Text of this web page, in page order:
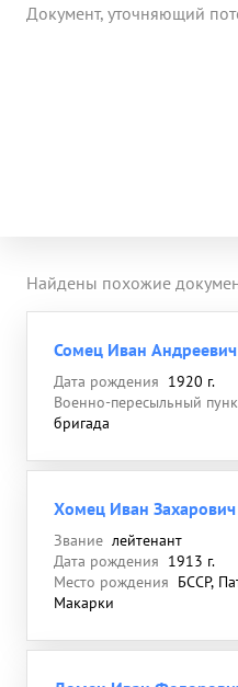
Документ, уточняющий
Найдены похожие
Сомец Иван Андреевич
Дата рождения 1920 г.
Военно-пересыльный
бригада
Хомец Иван Захарович
Звание лейтенант
Дата рождения 1913 г.
Место рождения БССР,
Макарки